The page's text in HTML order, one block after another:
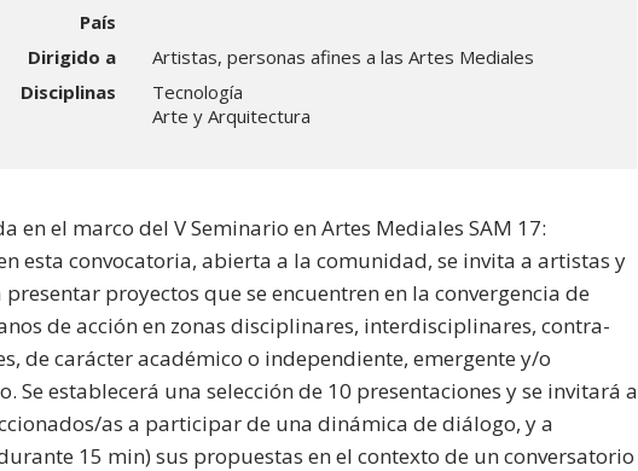
País
Dirigido a
Artistas, personas afines a las Artes Mediales
Disciplinas
Tecnología
Arte y Arquitectura
en el marco del V Seminario en Artes Mediales SAM 17:
esta convocatoria, abierta a la comunidad, se invita a artistas y
presentar proyectos que se encuentren en la convergencia de
de acción en zonas disciplinares, interdisciplinares, contra-
de carácter académico o independiente, emergente y/o
Se establecerá una selección de 10 presentaciones y se invitará a
as a participar de una dinámica de diálogo, y a
15 min) sus propuestas en el contexto de un conversatorio